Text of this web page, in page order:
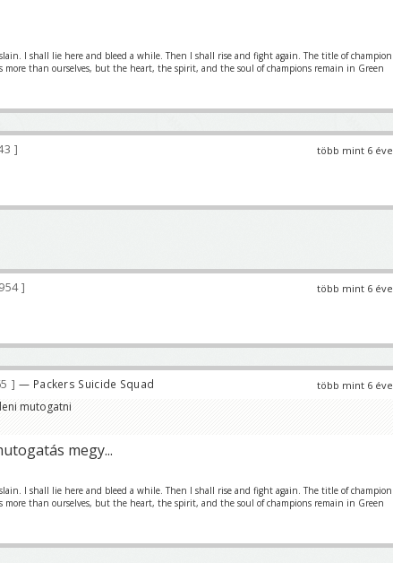
I shall lie here and bleed a while. Then I shall rise and fight again. The title of champion
more than ourselves, but the heart, the spirit, and the soul of champions remain in Green
több mint 6 éve
több mint 6 éve
több mint 6 éve
— Packers Suicide Squad
mutogatni
megy...
I shall lie here and bleed a while. Then I shall rise and fight again. The title of champion
more than ourselves, but the heart, the spirit, and the soul of champions remain in Green